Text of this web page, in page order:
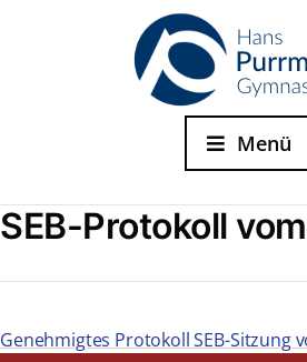
Menü
SEB-Protokoll
Genehmigtes Protokoll SEB-Sitzung